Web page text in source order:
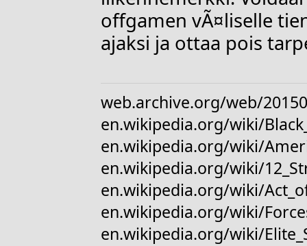
offgamen vÃ¤liselle
ajaksi ja ottaa pois
web.archive.org/web/
en.wikipedia.org/wiki/
en.wikipedia.org/wiki/
en.wikipedia.org/wiki/
en.wikipedia.org/wiki/
en.wikipedia.org/wiki/
en.wikipedia.org/wiki/